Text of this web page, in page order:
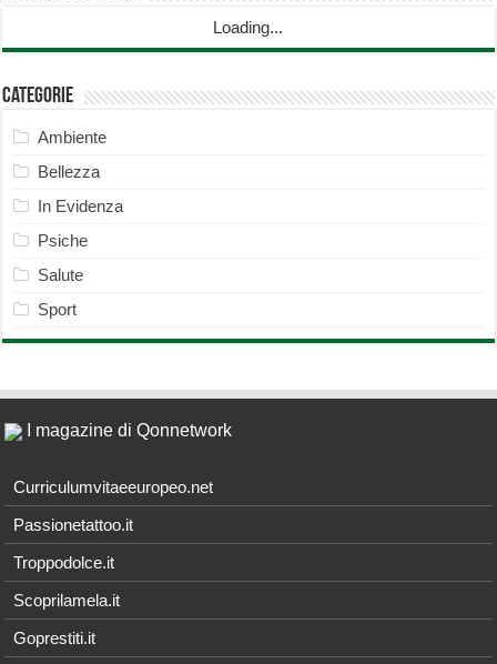
Loading...
Categorie
Ambiente
Bellezza
In Evidenza
Psiche
Salute
Sport
I magazine di Qonnetwork
Curriculumvitaeeuropeo.net
Passionetattoo.it
Troppodolce.it
Scoprilamela.it
Goprestiti.it